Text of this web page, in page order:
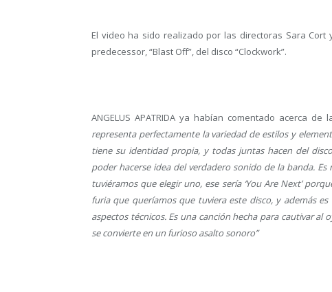
El video ha sido realizado por las directoras Sara
predecessor, “Blast Off”, del disco “Clockwork”.
ANGELUS APATRIDA ya habían comentado acerca de
representa perfectamente la variedad de estilos y
tiene su identidad propia, y todas juntas hacen del
poder hacerse idea del verdadero sonido de la banda.
tuviéramos que elegir uno, ese sería ‘You Are Next’
furia que queríamos que tuviera este disco, y además
aspectos técnicos. Es una canción hecha para cautivar
se convierte en un furioso asalto sonoro”